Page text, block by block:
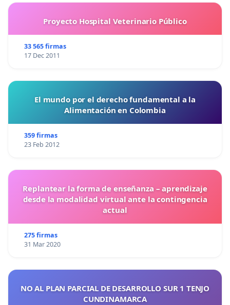
Proyecto Hospital Veterinario Público
33 565 firmas
17 Dec 2011
El mundo por el derecho fundamental a la
Alimentación en Colombia
359 firmas
23 Feb 2012
Replantear la forma de enseñanza – aprendizaje
desde la modalidad virtual ante la contingencia
actual
275 firmas
31 Mar 2020
NO AL PLAN PARCIAL DE DESARROLLO SUR 1 TENJO
CUNDINAMARCA